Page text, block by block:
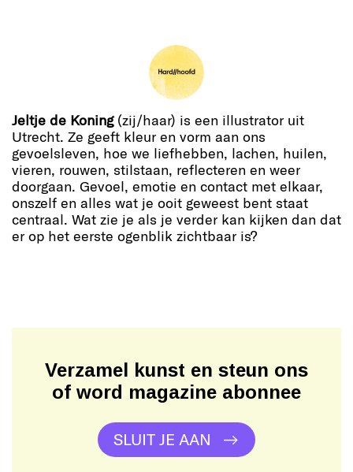
Jeltje de Koning(zij/haar) is een illustrator uit
Utrecht. Ze geeft kleur en vorm aan ons
gevoelsleven, hoe we liefhebben, lachen, huilen,
vieren, rouwen, stilstaan, reflecteren en weer
doorgaan. Gevoel, emotie en contact met elkaar,
onszelf en alles wat je ooit geweest bent staat
centraal. Wat zie je als je verder kan kijken dan dat
er op het eerste ogenblik zichtbaar is?
Verzamel kunst en steun ons
of word magazine abonnee
SLUIT JE AAN